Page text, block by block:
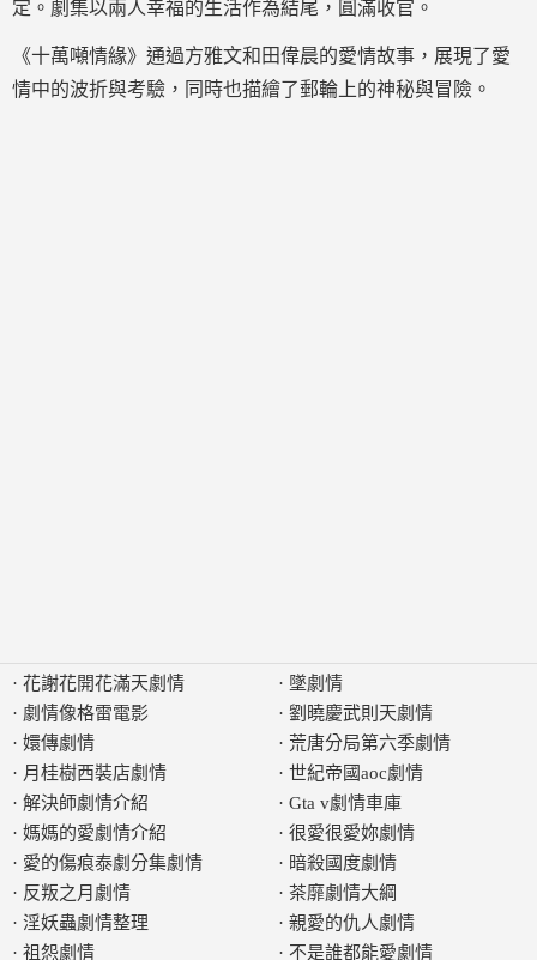
定。劇集以兩人幸福的生活作為結尾，圓滿收官。
《十萬噸情緣》通過方雅文和田偉晨的愛情故事，展現了愛
情中的波折與考驗，同時也描繪了郵輪上的神秘與冒險。
· 花謝花開花滿天劇情
· 劇情像格雷電影
· 嬛傳劇情
· 月桂樹西裝店劇情
· 解決師劇情介紹
· 媽媽的愛劇情介紹
· 愛的傷痕泰劇分集劇情
· 反叛之月劇情
· 淫妖蟲劇情整理
· 祖怨劇情
· 墜劇情
· 劉曉慶武則天劇情
· 荒唐分局第六季劇情
· 世紀帝國aoc劇情
· Gta v劇情車庫
· 很愛很愛妳劇情
· 暗殺國度劇情
· 茶靡劇情大綱
· 親愛的仇人劇情
· 不是誰都能愛劇情